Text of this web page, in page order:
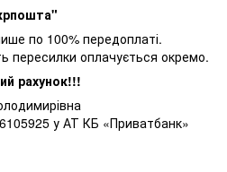
по 100% передоплаті.
пересилки оплачується окремо.
рахунок!!!
у АТ КБ «Приватбанк»